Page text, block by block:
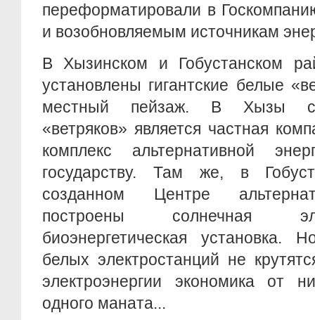
переформатировали в
и возобновляемым источникам
В Хызинском и Гобустанском
установлены гигантские белые
местный пейзаж. В Хызы
«ветряков» является частная
комплекс альтернативной
государству. Там же, в
созданном Центре
построены солнечная
биоэнергетическая установка.
белых электростанций не
электроэнергии экономика от
одного маната...